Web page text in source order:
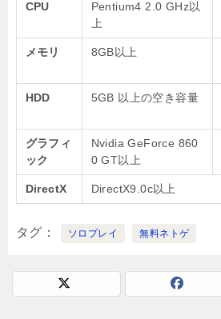
CPU
Pentium4 2.0 GHz以
上
メモリ 8GB以上
HDD 5GB 以上の空き容量
グラフィ
ック
Nvidia GeForce 860
0 GT以上
DirectX DirectX9.0c以上
タグ ソロプレイ 無料ネトゲ